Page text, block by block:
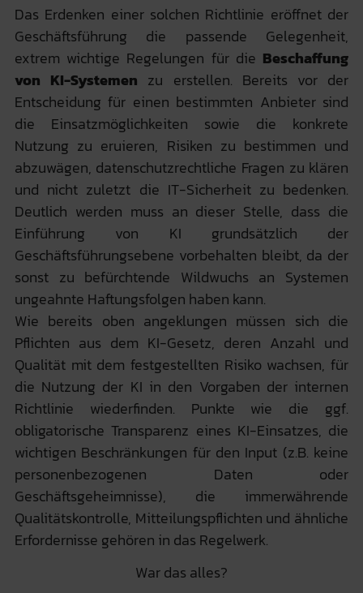
Das Erdenken einer solchen Richtlinie eröffnet der
Geschäftsführung die passende Gelegenheit,
extrem wichtige Regelungen für die Beschaffung
von KI-Systemen zu erstellen. Bereits vor der
Entscheidung für einen bestimmten Anbieter sind
die Einsatzmöglichkeiten sowie die konkrete
Nutzung zu eruieren, Risiken zu bestimmen und
abzuwägen, datenschutzrechtliche Fragen zu klären
und nicht zuletzt die IT-Sicherheit zu bedenken.
Deutlich werden muss an dieser Stelle, dass die
Einführung von KI grundsätzlich der
Geschäftsführungsebene vorbehalten bleibt, da der
sonst zu befürchtende Wildwuchs an Systemen
ungeahnte Haftungsfolgen haben kann.
Wie bereits oben angeklungen müssen sich die
Pflichten aus dem KI-Gesetz, deren Anzahl und
Qualität mit dem festgestellten Risiko wachsen, für
die Nutzung der KI in den Vorgaben der internen
Richtlinie wiederfinden. Punkte wie die ggf.
obligatorische Transparenz eines KI-Einsatzes, die
wichtigen Beschränkungen für den Input (z.B. keine
personenbezogenen Daten oder
Geschäftsgeheimnisse), die immerwährende
Qualitätskontrolle, Mitteilungspflichten und ähnliche
Erfordernisse gehören in das Regelwerk.
War das alles?